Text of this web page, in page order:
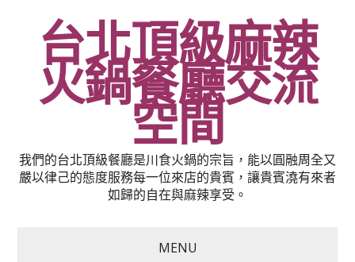
台北頂級麻辣
火鍋餐廳交流
空間
我們的台北頂級餐廳是川食火鍋的宗旨，能以圓融周全又
嚴以律己的態度服務每一位來店的貴賓，讓貴賓澆有來者
如歸的自在與麻辣享受。
MENU